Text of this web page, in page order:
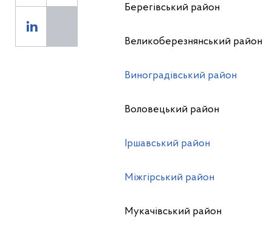
Берегівський район
Великоберезнянський район
Виноградівський район
Воловецький район
Іршавський район
Міжгірський район
Мукачівський район